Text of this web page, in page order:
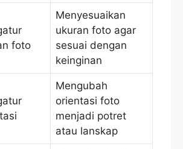
foto
Menyesuaikan
ukuran foto agar
sesuai dengan
keinginan
Mengubah
orientasi foto
menjadi potret
atau lanskap